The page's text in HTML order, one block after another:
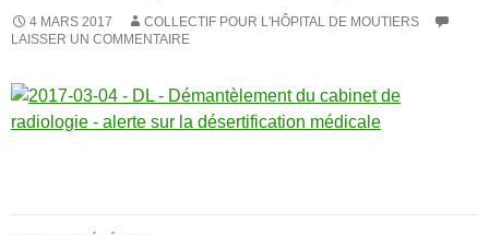
4 MARS 2017
COLLECTIF POUR L'HÔPITAL DE MOUTIERS
LAISSER UN COMMENTAIRE